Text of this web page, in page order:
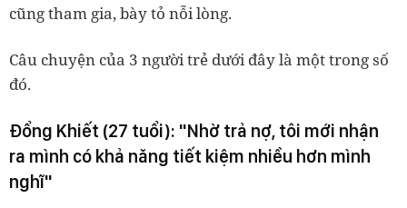
cũng tham gia, bày tỏ nỗi lòng.
Câu chuyện của 3 người trẻ dưới đây là một trong số
đó.
Đổng Khiết (27 tuổi): "Nhờ trả nợ, tôi mới nhận
ra mình có khả năng tiết kiệm nhiều hơn mình
nghĩ"